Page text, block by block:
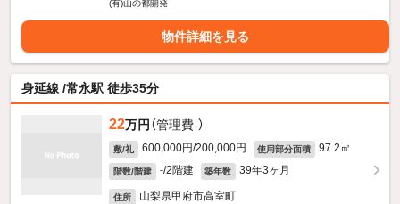
(有)山の都開発
物件詳細を見る
身延線 /常永駅 徒歩35分
22万円 （管理費-）
敷/礼 600,000円/200,000円 使用部分面積 97.2㎡
階数/階建 -/2階建 築年数 39年3ヶ月
住所 山梨県甲府市高室町